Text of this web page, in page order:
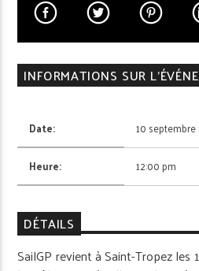
INFORMATIONS SUR
Date: 10
Heure: 12:00 pm
DÉTAILS
SailGP revient à Saint-Tropez les